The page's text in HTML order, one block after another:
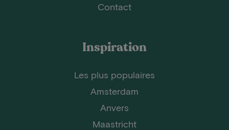
Contact
Inspiration
Les plus populaires
Amsterdam
Anvers
Maastricht